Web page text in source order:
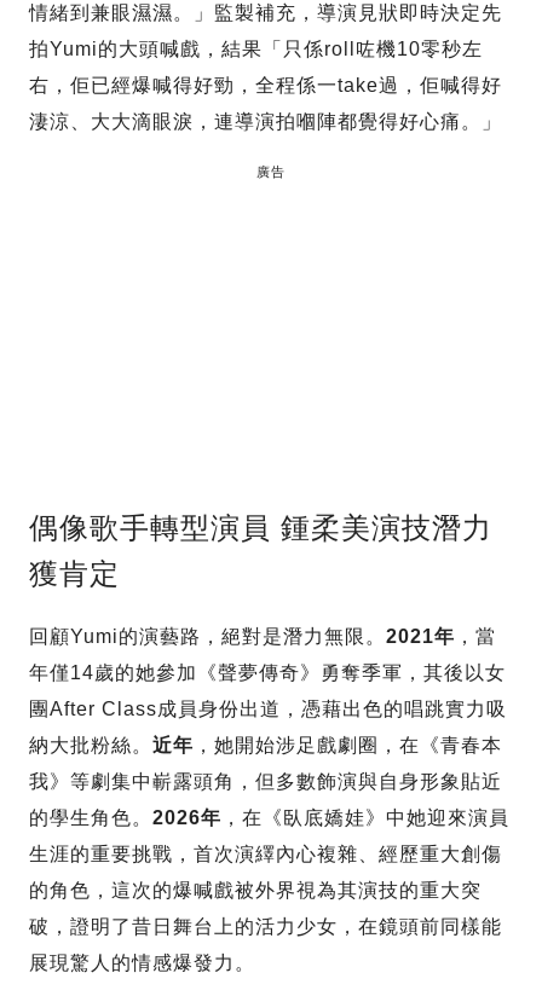
情緒到兼眼濕濕。」監製補充，導演見狀即時決定先
拍Yumi的大頭喊戲，結果「只係roll咗機10零秒左
右，佢已經爆喊得好勁，全程係一take過，佢喊得好
淒涼、大大滴眼淚，連導演拍嗰陣都覺得好心痛。」
廣告
偶像歌手轉型演員 鍾柔美演技潛力
獲肯定
回顧Yumi的演藝路，絕對是潛力無限。 2021年 ，當
年僅14歲的她參加《聲夢傳奇》勇奪季軍，其後以女
團After Class成員身份出道，憑藉出色的唱跳實力吸
納大批粉絲。 近年 ，她開始涉足戲劇圈，在《青春本
我》等劇集中嶄露頭角，但多數飾演與自身形象貼近
的學生角色。 2026年 ，在《臥底嬌娃》中她迎來演員
生涯的重要挑戰，首次演繹內心複雜、經歷重大創傷
的角色，這次的爆喊戲被外界視為其演技的重大突
破，證明了昔日舞台上的活力少女，在鏡頭前同樣能
展現驚人的情感爆發力。